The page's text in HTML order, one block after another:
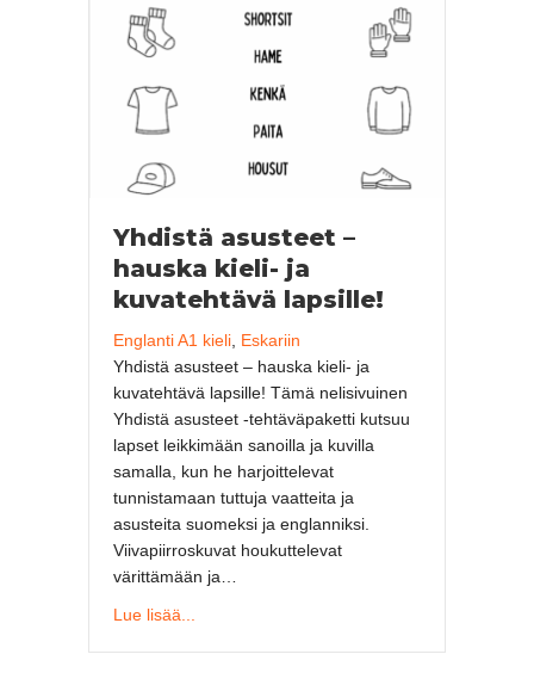
Yhdistä asusteet –
hauska kieli- ja
kuvatehtävä lapsille!
Englanti A1 kieli, Eskariin
Yhdistä asusteet – hauska kieli- ja
kuvatehtävä lapsille! Tämä nelisivuinen
Yhdistä asusteet -tehtäväpaketti kutsuu
lapset leikkimään sanoilla ja kuvilla
samalla, kun he harjoittelevat
tunnistamaan tuttuja vaatteita ja
asusteita suomeksi ja englanniksi.
Viivapiirroskuvat houkuttelevat
värittämään ja…
Lue lisää...